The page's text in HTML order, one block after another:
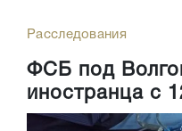
Расследования
ФСБ под
иностранца с